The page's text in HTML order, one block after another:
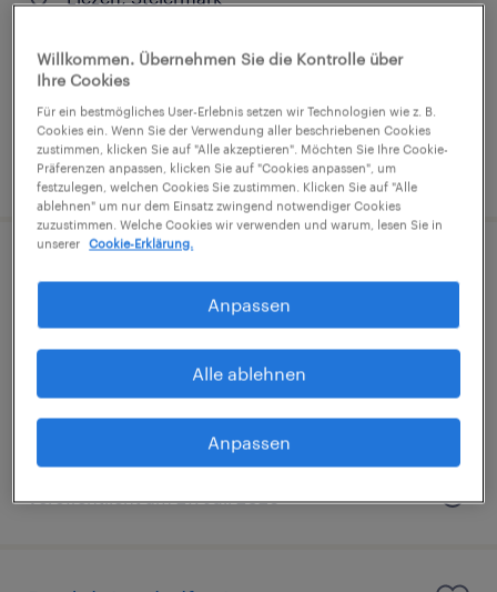
€3,479 pro monat
veröffentlicht am 27. Juli 2026
Liezen, Steiermark
veröffentlicht am 27. Juli 2026
Willkommen. Übernehmen Sie die Kontrolle über
Ihre Cookies
Für ein bestmögliches User-Erlebnis setzen wir Technologien wie z. B.
Cookies ein. Wenn Sie der Verwendung aller beschriebenen Cookies
zustimmen, klicken Sie auf "Alle akzeptieren". Möchten Sie Ihre Cookie-
Präferenzen anpassen, klicken Sie auf "Cookies anpassen", um
festzulegen, welchen Cookies Sie zustimmen. Klicken Sie auf "Alle
ablehnen" um nur dem Einsatz zwingend notwendiger Cookies
zuzustimmen. Welche Cookies wir verwenden und warum, lesen Sie in
unserer
Cookie-Erklärung.
Anpassen
Alle ablehnen
Anpassen